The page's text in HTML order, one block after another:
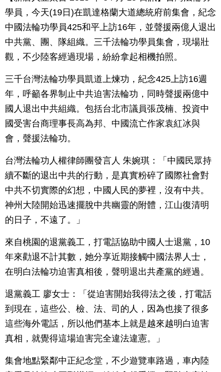
學員，今天(19日)在凱達格蘭大道總統府前集會，紀念
中國法輪功學員425和平上訪16年，並聲援兩億人退出
中共黨、團、隊組織。三千法輪功學員集會，現場壯
觀，不少陸客經過現場，紛紛拿起相機拍照。
三千台灣法輪功學員凱道上煉功，紀念425上訪16週
年，呼籲各界制止中共迫害法輪功，同時聲援兩億中
國人退出中共組織。包括台北市議員張茂楠、投資中
國受害台商理事長高為邦、中國流亡作家袁紅冰與
會，聲援法輪功。
台灣法輪功人權律師團發言人 朱婉琪：「中國民眾持
續不斷的退出中共的行動，是真實粉碎了國際社會對
中共不切實際的幻想，中國人民的夢裡，沒有中共。
神州大陸開始迅速擺脫中共幽靈的附體，江山復清明
的日子，不遠了。」
來自桃園的退黨義工，打電話協助中國人士退黨，10
年來勸退不計其數，她分享近期接觸中國法界人士，
在明白法輪功迫害真相後，聲明退出共產黨的經過。
退黨義工 廖女士：「從迫害開始我得法之後，打電話
到現在，這些公、檢、法、司的人，因為也接了很多
這些海外電話，所以他們基本上就是越來越明白迫害
真相，就覺得這場迫害完全違法違憲。」
集會地點緊鄰中正紀念堂，不少遊覽車路過，車內陸